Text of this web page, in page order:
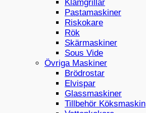
Klämgrillar
Pastamaskiner
Riskokare
Rök
Skärmaskiner
Sous Vide
Övriga Maskiner
Brödrostar
Elvispar
Glassmaskiner
Tillbehör Köksmaskin